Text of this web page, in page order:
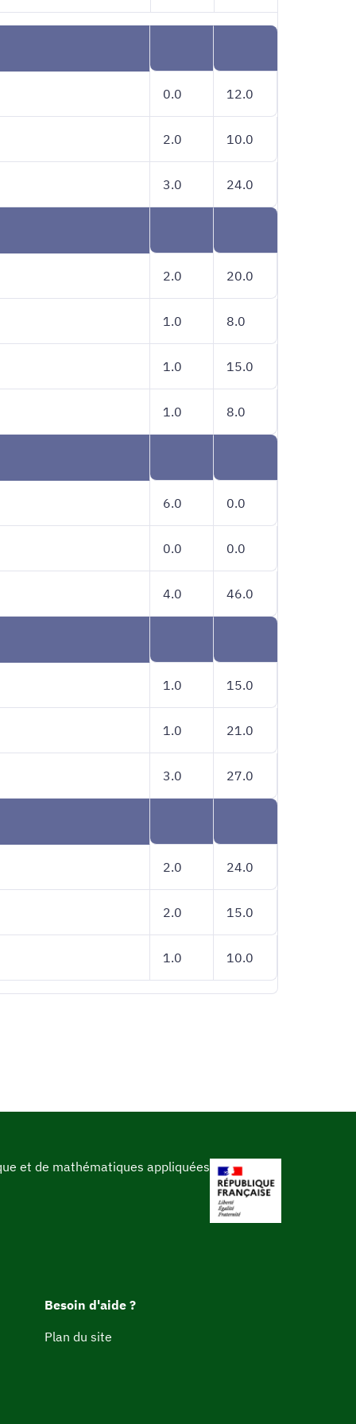
0.0 12.0
2.0 10.0
3.0 24.0
2.0 20.0
1.0 8.0
1.0 15.0
1.0 8.0
6.0 0.0
0.0 0.0
4.0 46.0
1.0 15.0
1.0 21.0
3.0 27.0
2.0 24.0
2.0 15.0
1.0 10.0
et de mathématiques appliquées
Besoin d'aide ?
Plan du site